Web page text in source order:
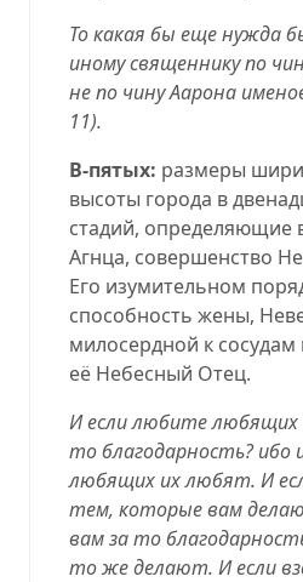
То какая бы еще нужда
иному священнику по
не по чину Аарона
11).
В-пятых: размеры
высоты города в
стадий, определяющие
Агнца, совершенство
Его изумительном
способность жены,
милосердной к сосудам
её Небесный Отец.
И если любите любящих
то благодарность? ибо
любящих их любят. И
тем, которые вам
вам за то
то же делают. И если